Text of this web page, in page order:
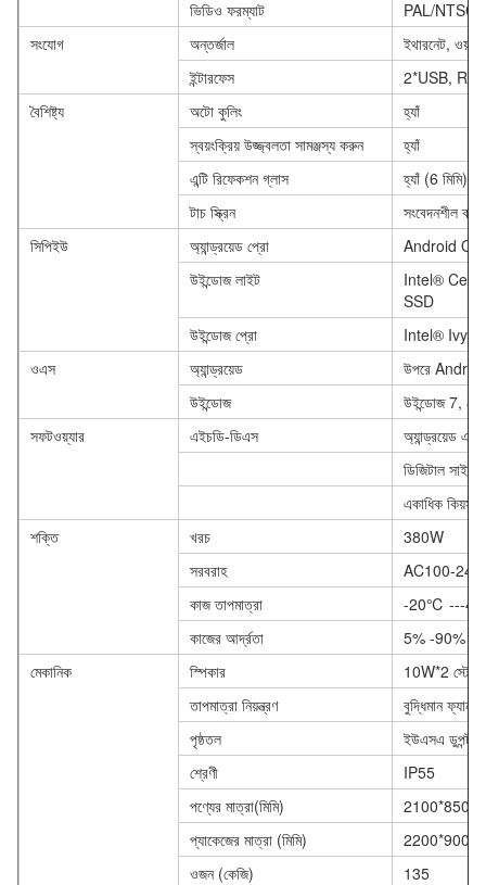
ভিডিও ফরম্যাট
PAL/NTSC/
সংযোগ
অন্তর্জাল
ইথারনেট,
ইন্টারফেস
2*USB,
বৈশিষ্ট্য
অটো কুলিং
হ্যাঁ
স্বয়ংক্রিয় উজ্জ্বলতা সামঞ্জস্য করুন
হ্যাঁ
এন্টি রিফেকশন গ্লাস
হ্যাঁ (6 মিমি)
টাচ স্ক্রিন
সংবেদনশীল
সিপিইউ
অ্যান্ড্রয়েড প্রো
Android
উইন্ডোজ লাইট
Intel®
SSD
উইন্ডোজ প্রো
Intel® Ivy
ওএস
অ্যান্ড্রয়েড
উপরে
উইন্ডোজ
উইন্ডোজ 7,
সফটওয়্যার
এইচডি-ডিএস
অ্যান্ড্রয়েড
ডিজিটাল
একাধিক কিয়স্ক
শক্তি
খরচ
380W
সরবরাহ
AC100-
কাজ তাপমাত্রা
-20℃ ---
কাজের আর্দ্রতা
5% -90%
মেকানিক
স্পিকার
10W*2
তাপমাত্রা নিয়ন্ত্রণ
বুদ্ধিমান ফ্যান-
পৃষ্ঠতল
ইউএসএ ডুপন্ট
শ্রেণী
IP55
পণ্যের মাত্রা(মিমি)
প্যাকেজের মাত্রা (মিমি)
ওজন (কেজি)
135